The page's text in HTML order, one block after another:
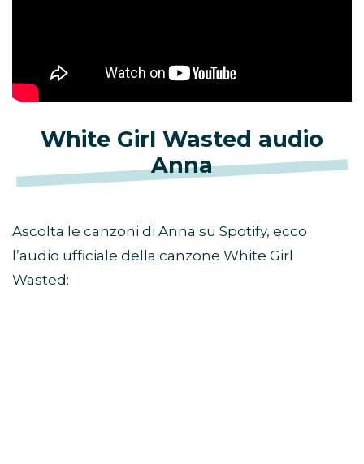
White Girl Wasted audio
Anna
Ascolta le canzoni di Anna su Spotify, ecco
l’audio ufficiale della canzone White Girl
Wasted: